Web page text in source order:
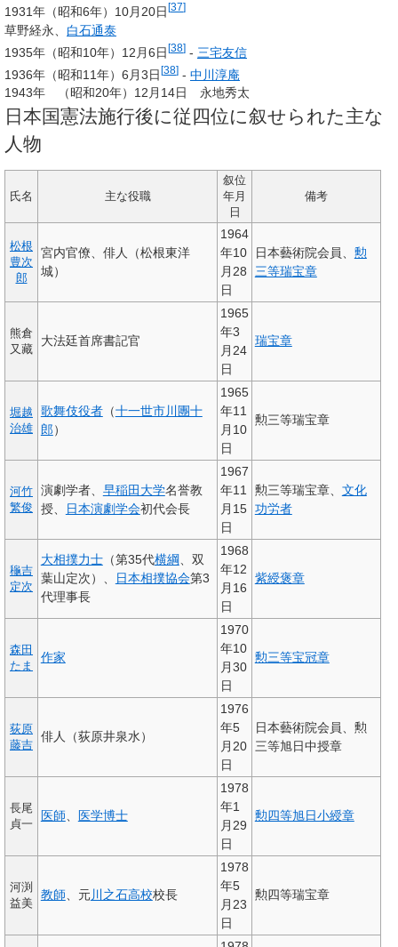
1931年（昭和6年）10月20日 [37]
草野経永、 白石通泰
1935年（昭和10年）12月6日 [38] - 三宅友信
1936年（昭和11年）6月3日[38] - 中川淳庵
1943年 （昭和20年）12月14日 永地秀太
日本国憲法施行後に従四位に叙せられた主な
人物
氏名 主な役職
叙位
年月
日
備考
松根
豊次
郎
宮内官僚、俳人（松根東洋
城）
1964
年10
月28
日
日本藝術院会員、 勲
三等瑞宝章
熊倉
又藏
大法廷首席書記官
1965
年3
月24
日
瑞宝章
堀越
治雄
歌舞伎役者（十一世市川團十
郎）
1965
年11
月10
日
勲三等瑞宝章
河竹
繁俊
演劇学者、 早稲田大学名誉教
授、
日本演劇学会初代会長
1967
年11
月15
日
勲三等瑞宝章、 文化
功労者
龝吉
定次
大相撲力士（第35代横綱、双
葉山定次）、
日本相撲協会第3
代理事長
1968
年12
月16
日
紫綬褒章
森田
たま
作家
1970
年10
月30
日
勲三等宝冠章
荻原
藤吉
俳人（荻原井泉水）
1976
年5
月20
日
日本藝術院会員、勲
三等旭日中授章
長尾
貞一
医師、 医学博士
1978
年1
月29
日
勲四等旭日小綬章
河渕
益美
教師、元川之石高校校長
1978
年5
月23
日
勲四等瑞宝章